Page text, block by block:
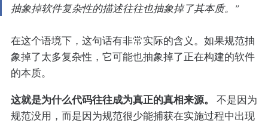
抽象掉软件复杂性的描述往往也抽象掉了其本质。"
在这个语境下，这句话有非常实际的含义。如果规范抽
象掉了太多复杂性，它可能也抽象掉了正在构建的软件
的本质。
这就是为什么代码往往成为真正的真相来源。
不是因为
规范没用，而是因为规范很少能捕获在实施过程中出现